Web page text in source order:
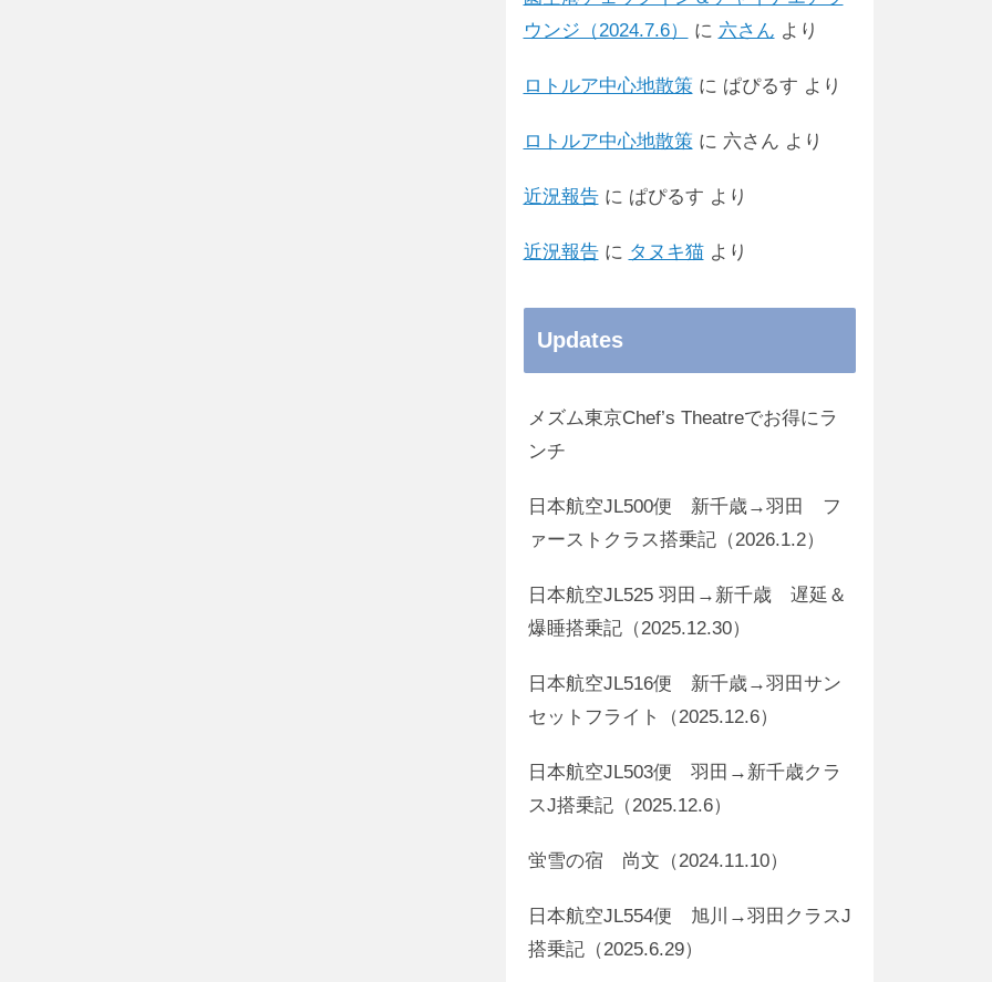
ウンジ（2024.7.6）
に 六さん より
ロトルア中心地散策 に ぱぴるす より
ロトルア中心地散策 に 六さん より
近況報告に ぱぴるす より
近況報告に タヌキ猫より
Updates
メズム東京Chef’s Theatreでお得にラ
ンチ
日本航空JL500便 新千歳→羽田 フ
ァーストクラス搭乗記（2026.1.2）
日本航空JL525 羽田→新千歳 遅延＆
爆睡搭乗記（2025.12.30）
日本航空JL516便 新千歳→羽田サン
セットフライト（2025.12.6）
日本航空JL503便 羽田→新千歳クラ
スJ搭乗記（2025.12.6）
蛍雪の宿 尚文（2024.11.10）
日本航空JL554便 旭川→羽田クラスJ
搭乗記（2025.6.29）